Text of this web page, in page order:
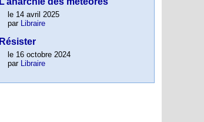
le 14 avril 2025
par Libraire
Résister
le 16 octobre 2024
par Libraire